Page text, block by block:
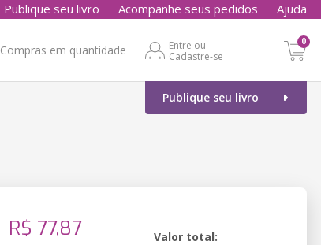
Publique seu livro Acompanhe seus pedidos Ajuda
Compras em quantidade
Entre ou
Cadastre-se
0
Publique seu livro
R$ 77,87 Valor total: